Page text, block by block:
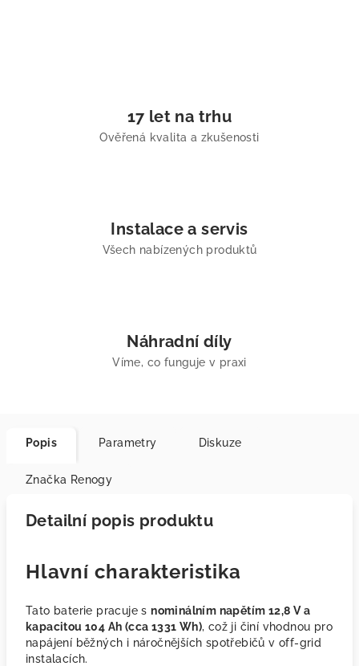
17 let na trhu
Ověřená kvalita a zkušenosti
Instalace a servis
Všech nabízených produktů
Náhradní díly
Víme, co funguje v praxi
Popis Parametry Diskuze
Značka Renogy
Detailní popis produktu
Hlavní charakteristika
Tato baterie pracuje snominálním napětím 12,8 V a
kapacitou 104 Ah (cca 1331 Wh), což ji činí vhodnou pro
napájení běžných i náročnějších spotřebičů v off-grid
instalacích.